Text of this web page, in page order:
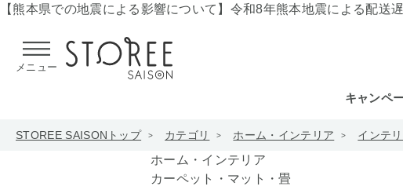
【熊本県での地震による影響について】 令和8年熊本地震による配送
メニュー
キャンペ
STOREE SAISONトップ カテゴリ ホーム・インテリア インテ
ホーム・インテリア
カーペット・マット・畳